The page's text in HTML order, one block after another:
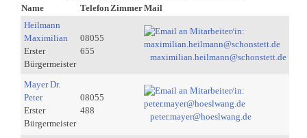
Name
Telefon ZimmerMail
Heilmann
Maximilian
Erster
Bürgermeister
08055
655
maximilian.heilmann@schonstett.de
Mayer Dr.
Peter
Erster
Bürgermeister
08055
488
peter.mayer@hoeslwang.de